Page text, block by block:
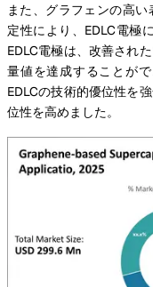
また、グラフェンの高
定性により、EDLC電極
EDLC電極は、改善され
量値を達成することが
EDLCの技術的優位性を
位性を高めました。